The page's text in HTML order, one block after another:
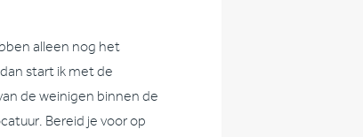
alleen nog het
start ik met de
de weinigen binnen de
Bereid je voor op